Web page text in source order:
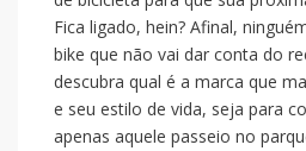
Fica ligado, hein? Afinal,
bike que não vai dar conta do
descubra qual é a marca que
e seu estilo de vida, seja para
apenas aquele passeio no